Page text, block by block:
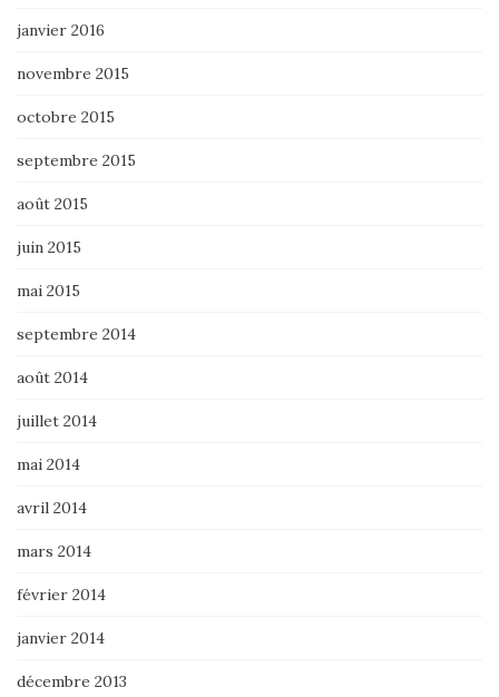
janvier 2016
novembre 2015
octobre 2015
septembre 2015
août 2015
juin 2015
mai 2015
septembre 2014
août 2014
juillet 2014
mai 2014
avril 2014
mars 2014
février 2014
janvier 2014
décembre 2013